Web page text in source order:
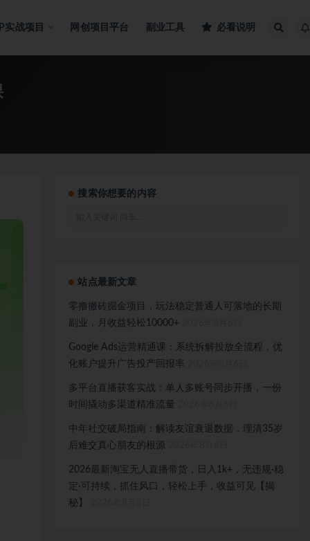
实战项目 网创项目平台 副业工具 必看说明
搜索你想要的内容
站点最新文章
零撸搬砖掘金项目，玩法稳定普通人可落地的长期
副业，月收益轻松10000+
Google Ads运营精通课：系统拆解投放全流程，优
化账户提升广告投产回报率
多平台直播获客实战：单人多账号同步开播，一份
时间撬动多渠道精准流量
中年社交破局指南：解读友谊衰退数据，理清35岁
后难交真心朋友的根源
2026最新淘宝无人直播带货，日入1k+，无违规·稳
定·可持续，抓住风口，轻松上手，收益可见【揭
秘】